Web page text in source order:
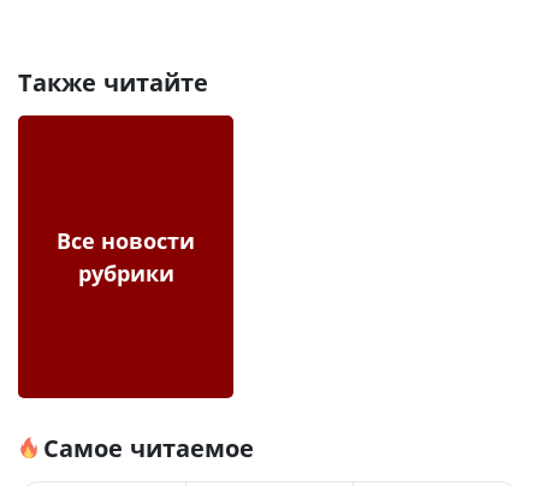
Также читайте
Все новости
рубрики
Самое читаемое